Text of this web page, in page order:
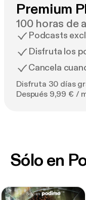
Premium
100 horas de
Podcasts
Disfruta los
Cancela
Disfruta 30 días
Después 9,99 € /
Sólo en